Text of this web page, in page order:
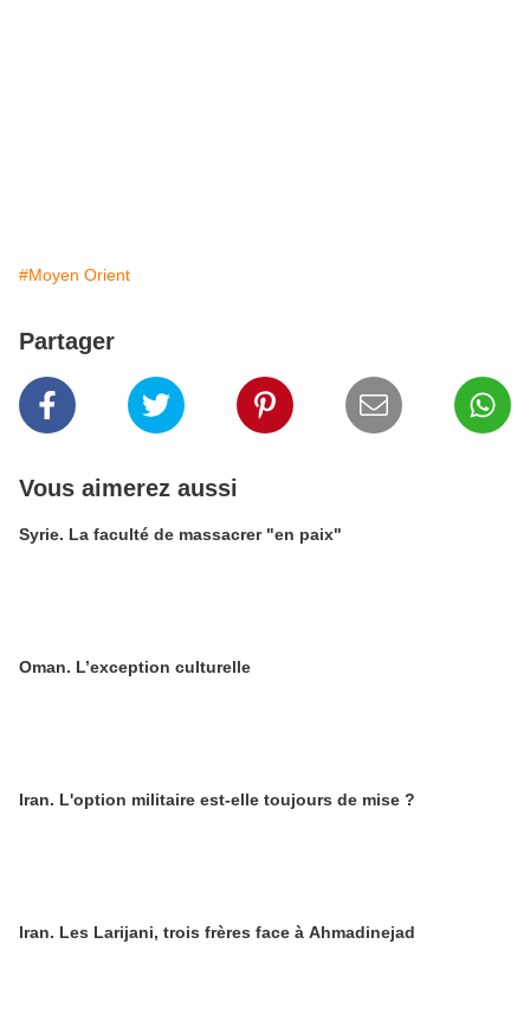
#Moyen Orient
Partager
Vous aimerez aussi
Syrie. La faculté de massacrer "en paix"
Oman. L’exception culturelle
Iran. L'option militaire est-elle toujours de mise ?
Iran. Les Larijani, trois frères face à Ahmadinejad